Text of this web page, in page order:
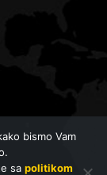
bismo Vam
sa politikom